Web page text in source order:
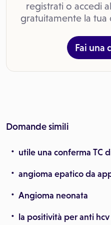
registrati o accedi
gratuitamente la tua
Fai una
Domande simili
utile una conferma TC
angioma epatico da
Angioma neonata
la positività per anti